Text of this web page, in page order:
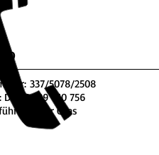
337/5078/2508
62 329 810 756
Artur Gaas